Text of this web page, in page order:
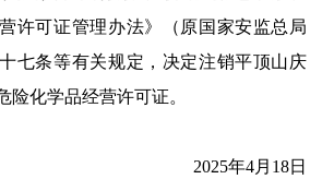
许可证管理办法》（原国家安监总局
七条等有关规定，决定注销平顶山庆
险化学品经营许可证。
2025年4月18日